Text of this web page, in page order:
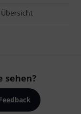
sehen?